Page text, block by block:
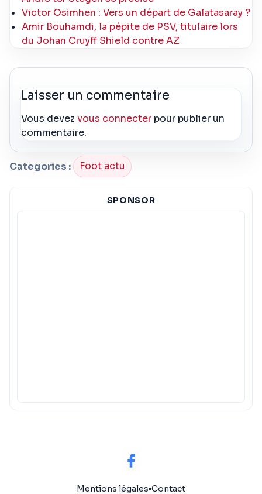
Victor Osimhen : Vers un départ de Galatasaray ?
Amir Bouhamdi, la pépite de PSV, titulaire lors
du Johan Cruyff Shield contre AZ
Laisser un commentaire
Vous devezvous connecter pour publier un
commentaire.
Categories : Foot actu
SPONSOR
Mentions légales•Contact